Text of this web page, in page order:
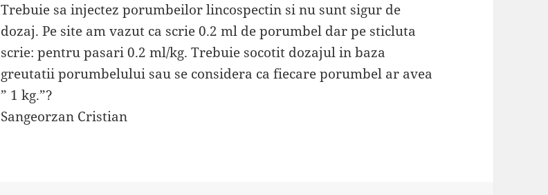
Trebuie sa injectez porumbeilor lincospectin si nu sunt sigur de
dozaj. Pe site am vazut ca scrie 0.2 ml de porumbel dar pe sticluta
scrie: pentru pasari 0.2 ml/kg. Trebuie socotit dozajul in baza
greutatii porumbelului sau se considera ca fiecare porumbel ar avea
” 1 kg.”?
Sangeorzan Cristian